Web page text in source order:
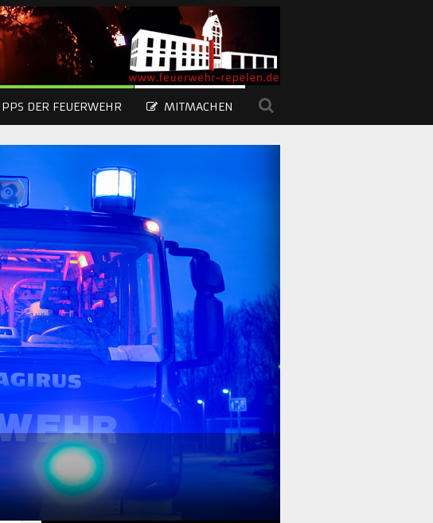
DER FEUERWEHR MITMACHEN